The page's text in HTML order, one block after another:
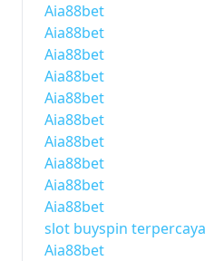
Aia88bet
Aia88bet
Aia88bet
Aia88bet
Aia88bet
Aia88bet
Aia88bet
Aia88bet
Aia88bet
Aia88bet
slot buyspin terpercaya
Aia88bet